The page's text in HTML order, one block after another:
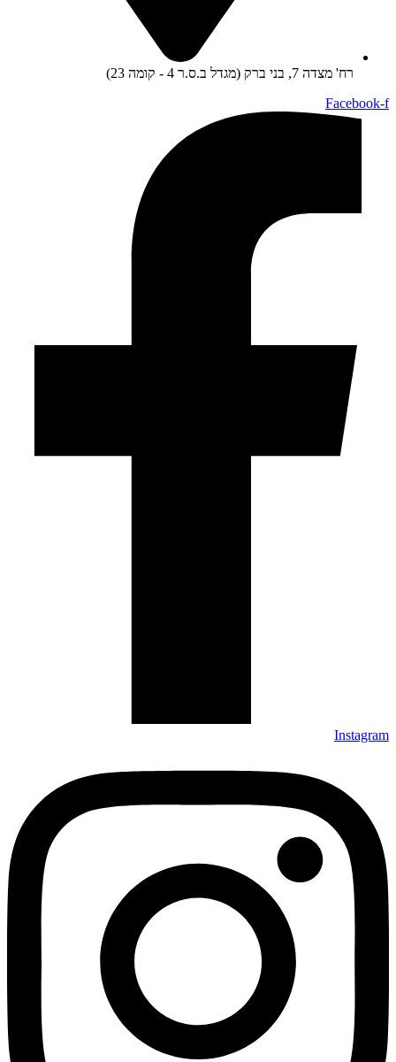
רח' מצדה 7, בני ברק (מגדל ב.ס.ר 4 - קומה 23)
Facebook-f
Instagram